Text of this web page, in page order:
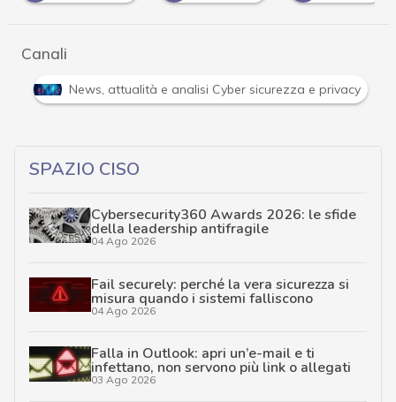
Canali
reale e gli approfondimenti News, attualità e analisi
SPAZIO CISO
Cybersecurity360 Awards 2026: le sfide
della leadership antifragile
04 Ago 2026
Fail securely: perché la vera sicurezza si
misura quando i sistemi falliscono
04 Ago 2026
Falla in Outlook: apri un’e-mail e ti
infettano, non servono più link o allegati
03 Ago 2026